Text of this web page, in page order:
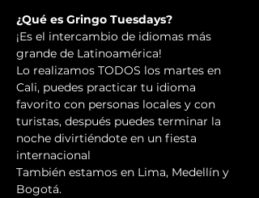
¿Qué es Gringo Tuesdays?
¡Es el intercambio de idiomas más
grande de Latinoamérica!
Lo realizamos TODOS los martes en
Cali, puedes practicar tu idioma
favorito con personas locales y con
turistas, después puedes terminar la
noche divirtiéndote en un fiesta
internacional
También estamos en Lima, Medellín y
Bogotá.